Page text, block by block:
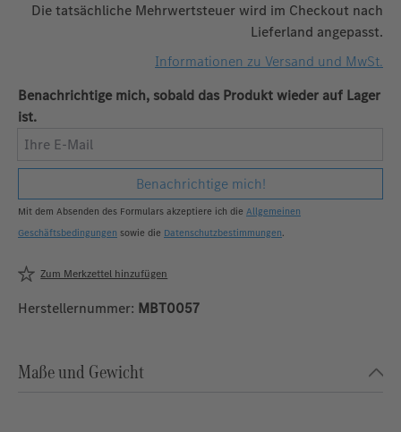
Die tatsächliche Mehrwertsteuer wird im Checkout nach
Lieferland angepasst.
Informationen zu Versand und MwSt.
Benachrichtige mich, sobald das Produkt wieder auf Lager
ist.
Ihre E-Mail
Benachrichtige mich!
Mit dem Absenden des Formulars akzeptiere ich die Allgemeinen
Geschäftsbedingungen sowie die Datenschutzbestimmungen.
Zum Merkzettel hinzufügen
Herstellernummer: MBT0057
Maße und Gewicht